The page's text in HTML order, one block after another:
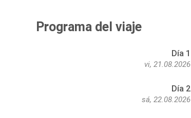
Programa del viaje
Día 1
vi, 21.08.2026
Día 2
sá, 22.08.2026